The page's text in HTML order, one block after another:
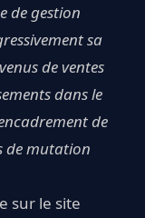
de gestion
sa
de ventes
dans le
de
de mutation
sur le site